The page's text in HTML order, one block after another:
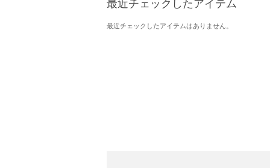
最近チェックしたアイテム
最近チェックしたアイテムはありません。